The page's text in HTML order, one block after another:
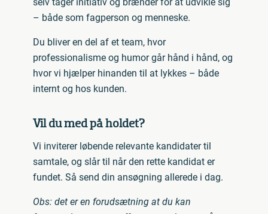
– både som fagperson og menneske.
Du bliver en del af et team, hvor
professionalisme og humor går hånd i hånd, og
hvor vi hjælper hinanden til at lykkes – både
internt og hos kunden.
Vil du med på holdet?
Vi inviterer løbende relevante kandidater til
samtale, og slår til når den rette kandidat er
fundet. Så send din ansøgning allerede i dag.
Obs: det er en forudsætning at du kan